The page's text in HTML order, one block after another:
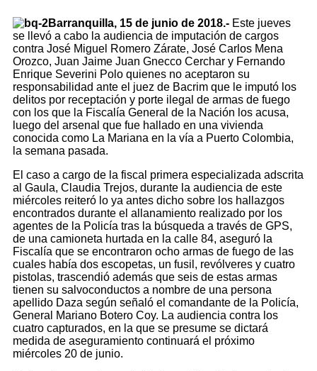
Barranquilla, 15 de junio de 2018.- Este jueves
se llevó a cabo la audiencia de imputación de cargos
contra José Miguel Romero Zárate, José Carlos Mena
Orozco, Juan Jaime Juan Gnecco Cerchar y Fernando
Enrique Severini Polo quienes no aceptaron su
responsabilidad ante el juez de Bacrim que le imputó los
delitos por receptación y porte ilegal de armas de fuego
con los que la Fiscalía General de la Nación los acusa,
luego del arsenal que fue hallado en una vivienda
conocida como La Mariana en la vía a Puerto Colombia,
la semana pasada.
El caso a cargo de la fiscal primera especializada adscrita
al Gaula, Claudia Trejos, durante la audiencia de este
miércoles reiteró lo ya antes dicho sobre los hallazgos
encontrados durante el allanamiento realizado por los
agentes de la Policía tras la búsqueda a través de GPS,
de una camioneta hurtada en la calle 84, aseguró la
Fiscalía que se encontraron ocho armas de fuego de las
cuales había dos escopetas, un fusil, revólveres y cuatro
pistolas, trascendió además que seis de estas armas
tienen su salvoconductos a nombre de una persona
apellido Daza según señaló el comandante de la Policía,
General Mariano Botero Coy. La audiencia contra los
cuatro capturados, en la que se presume se dictará
medida de aseguramiento continuará el próximo
miércoles 20 de junio.